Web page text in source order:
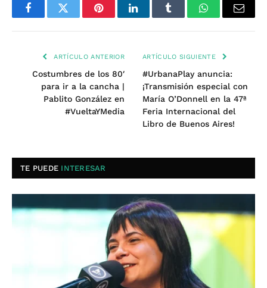
FacebookTwitter PinterestLinkedInTumblr WhatsAppEmail
ARTÍCULO ANTERIOR
Costumbres de los 80′
para ir a la cancha |
Pablito González en
#VueltaYMedia
ARTÍCULO SIGUIENTE
#UrbanaPlay anuncia:
¡Transmisión especial con
María O’Donnell en la 47ª
Feria Internacional del
Libro de Buenos Aires!
TE PUEDE INTERESAR